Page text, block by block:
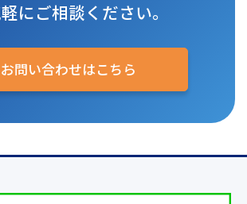
にご相談ください。
お問い合わせはこちら